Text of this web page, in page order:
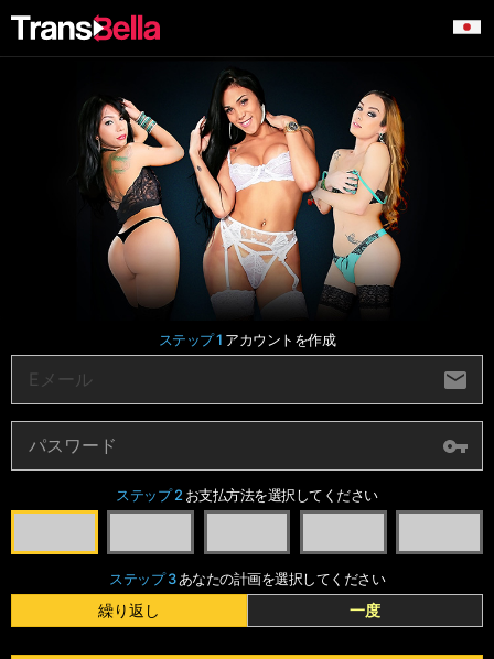
ステップ 1 アカウントを作成
ステップ 2 お支払方法を選択してください
ステップ 3あなたの計画を選択してください
繰り返し 一度